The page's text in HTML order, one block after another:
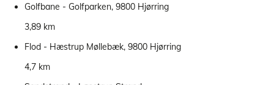
Golfbane - Golfparken, 9800 Hjørring
3,89 km
Flod - Hæstrup Møllebæk, 9800 Hjørring
4,7 km